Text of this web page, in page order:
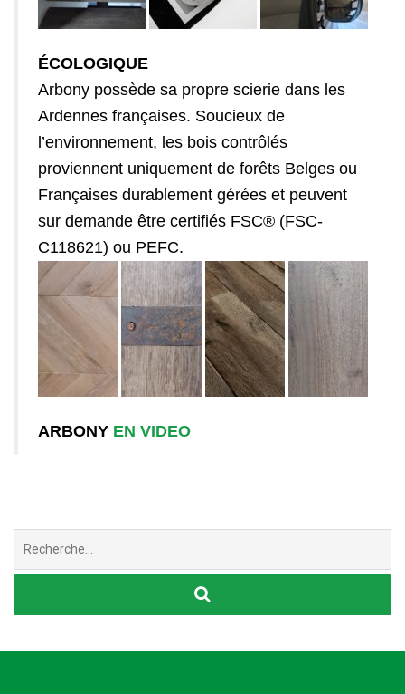
ÉCOLOGIQUE
Arbony possède sa propre scierie dans les
Ardennes françaises. Soucieux de
l’environnement, les bois contrôlés
proviennent uniquement de forêts Belges ou
Françaises durablement gérées et peuvent
sur demande être certifiés FSC® (FSC-
C118621) ou PEFC.
ARBONY EN VIDEO